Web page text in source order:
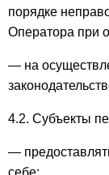
порядке
Оператора при
— на
4.2. Субъекты
—